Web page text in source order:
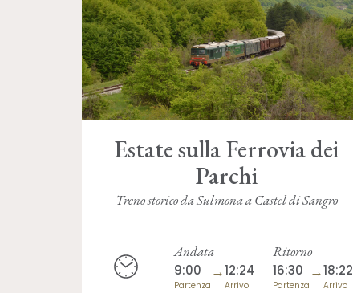
Estate sulla Ferrovia dei
Parchi
Treno storico da Sulmona a Castel di Sangro
Andata
9:00
Partenza
→12:24
Arrivo
Ritorno
16:30
Partenza
→18:22
Arrivo